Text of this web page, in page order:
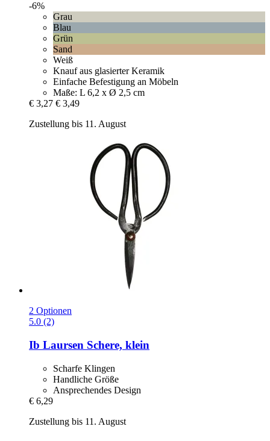
-6%
Grau
Blau
Grün
Sand
Weiß
Knauf aus glasierter Keramik
Einfache Befestigung an Möbeln
Maße: L 6,2 x Ø 2,5 cm
€ 3,27 € 3,49
Zustellung bis 11. August
2 Optionen
5.0 (2)
Ib Laursen Schere, klein
Scharfe Klingen
Handliche Größe
Ansprechendes Design
€ 6,29
Zustellung bis 11. August